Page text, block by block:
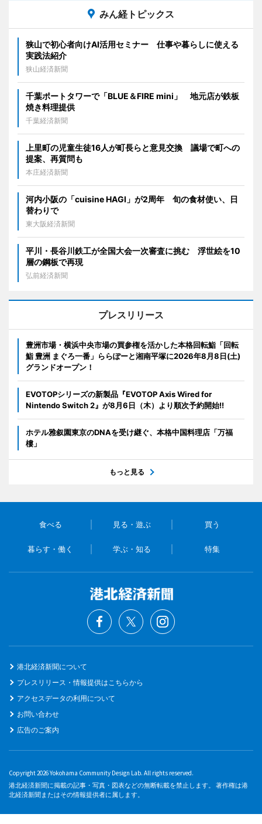
みん経トピックス
狭山で初心者向けAI活用セミナー 仕事や暮らしに使える
実践法紹介
狭山経済新聞
千葉ポートタワーで「BLUE＆FIRE mini」 地元店が鉄板
焼き料理提供
千葉経済新聞
上里町の児童生徒16人が町長らと意見交換 議場で町への
提案、再質問も
本庄経済新聞
河内小阪の「cuisine HAGI」が2周年 旬の食材使い、日
替わりで
東大阪経済新聞
平川・長谷川鉄工が全国大会一次審査に挑む 浮世絵を10
層の鋼板で再現
弘前経済新聞
プレスリリース
豊洲市場・横浜中央市場の買参権を活かした本格回転鮨「回転
鮨 豊洲 まぐろ一番」ららぽーと湘南平塚に2026年8月8日(土)
グランドオープン！
EVOTOPシリーズの新製品『EVOTOP Axis Wired for
Nintendo Switch 2』が8月6日（木）より順次予約開始!!
ホテル雅叙園東京のDNAを受け継ぐ、本格中国料理店「万福
樓」
もっと見る
食べる 見る・遊ぶ 買う
暮らす・働く 学ぶ・知る 特集
港北経済新聞について
プレスリリース・情報提供はこちらから
アクセスデータの利用について
お問い合わせ
広告のご案内
Copyright 2026 Yokohama Community Design Lab. All rights reserved.
港北経済新聞に掲載の記事・写真・図表などの無断転載を禁止します。 著作権は港
北経済新聞またはその情報提供者に属します。